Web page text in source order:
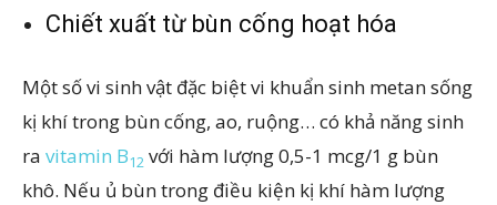
Chiết xuất từ bùn cống hoạt hóa
Một số vi sinh vật đặc biệt vi khuẩn sinh metan sống
kị khí trong bùn cống, ao, ruộng… có khả năng sinh
ra vitamin B12 với hàm lượng 0,5-1 mcg/1 g bùn
khô. Nếu ủ bùn trong điều kiện kị khí hàm lượng